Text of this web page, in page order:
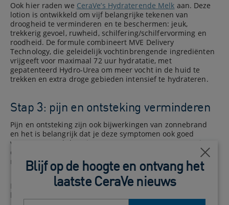
Ook hier raden we CeraVe’s Hydraterende Melk aan. Deze
lotion is ontwikkeld om vijf belangrijke tekenen van
droogheid te verminderen en te beschermen: jeuk,
trekkerig gevoel, ruwheid, schilfering/schilfervorming en
roodheid. De formule combineert MVE Delivery
Technology, die geleidelijk vochtinbrengende ingrediënten
vrijgeeft voor maximaal 72 uur hydratatie, met
gepatenteerd Hydro-Urea om meer vocht in de huid te
trekken en extra droge gebieden intensief te hydrateren.
Stap 3: pijn en ontsteking verminderen
Pijn en ontsteking zijn ook bijwerkingen van zonnebrand
en het is belangrijk dat je deze symptomen ook goed
verzorgt. Aarzel dus niet om contact op te nemen met je
dermatoloog of arts als de pijn en het fysieke ongemak
niet goed te verdragen zijn.
Pas in de tussentijd deze tips toe om je erdoorheen te
helpen:
Blijf op de hoogte en ontvang het
laatste CeraVe nieuws